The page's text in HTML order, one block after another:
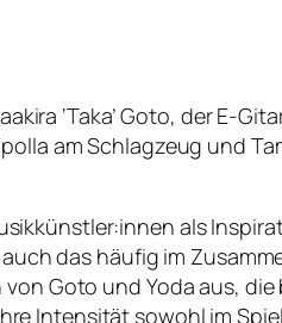
‘Taka’ Goto, der E-
am Schlagzeug und
als
das häufig im
Goto und Yoda aus, die
Intensität sowohl im